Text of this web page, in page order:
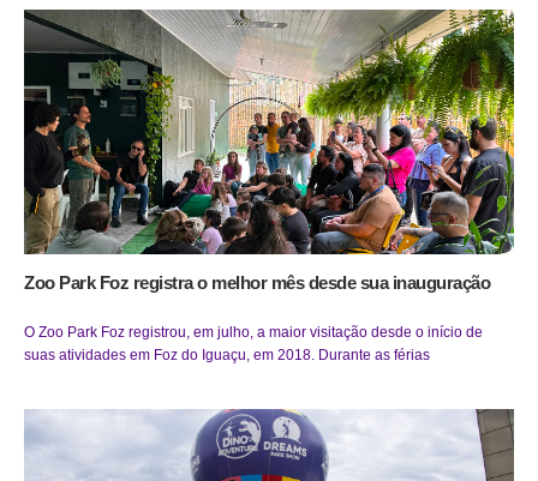
Zoo Park Foz registra o melhor mês desde sua inauguração
O Zoo Park Foz registrou, em julho, a maior visitação desde o início de
suas atividades em Foz do Iguaçu, em 2018. Durante as férias